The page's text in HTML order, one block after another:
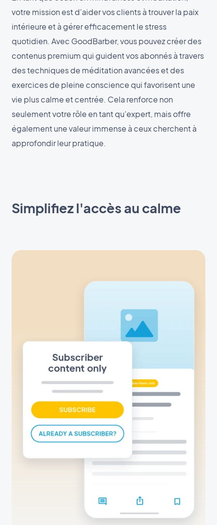
votre mission est d'aider vos clients à trouver la paix
intérieure et à gérer efficacement le stress
quotidien. Avec GoodBarber, vous pouvez créer des
contenus premium qui guident vos abonnés à travers
des techniques de méditation avancées et des
exercices de pleine conscience qui favorisent une
vie plus calme et centrée. Cela renforce non
seulement votre rôle en tant qu'expert, mais offre
également une valeur immense à ceux cherchent à
approfondir leur pratique.
Simplifiez l'accès au calme